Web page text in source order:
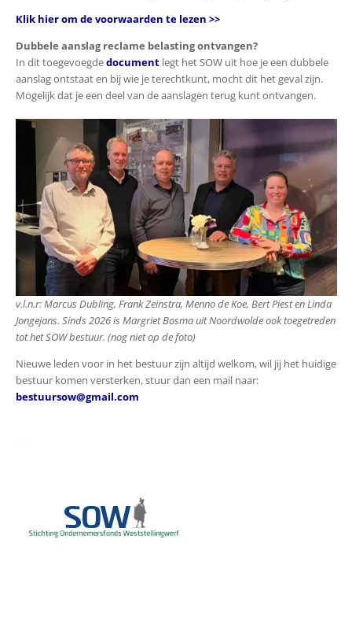
Klik hier om de voorwaarden te lezen >>
Dubbele aanslag reclame belasting ontvangen?
In dit toegevoegdedocumentlegt het SOW uit hoe je een dubbele
aanslag ontstaat en bij wie je terechtkunt, mocht dit het geval zijn.
Mogelijk dat je een deel van de aanslagen terug kunt ontvangen.
v.l.n.r: Marcus Dubling, Frank Zeinstra, Menno de Koe, Bert Piest en Linda
Jongejans. Sinds 2026 is Margriet Bosma uit Noordwolde ook toegetreden
tot het SOW bestuur. (nog niet op de foto)
Nieuwe leden voor in het bestuur zijn altijd welkom, wil jij het huidige
bestuur komen versterken, stuur dan een mail naar:
bestuursow@gmail.com